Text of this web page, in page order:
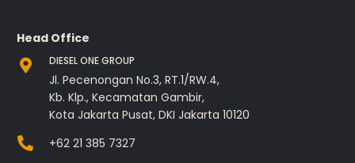
Head Office
DIESEL ONE GROUP
Jl. Pecenongan No.3, RT.1/RW.4,
Kb. Klp., Kecamatan Gambir,
Kota Jakarta Pusat, DKI Jakarta 10120
+62 21 385 7327